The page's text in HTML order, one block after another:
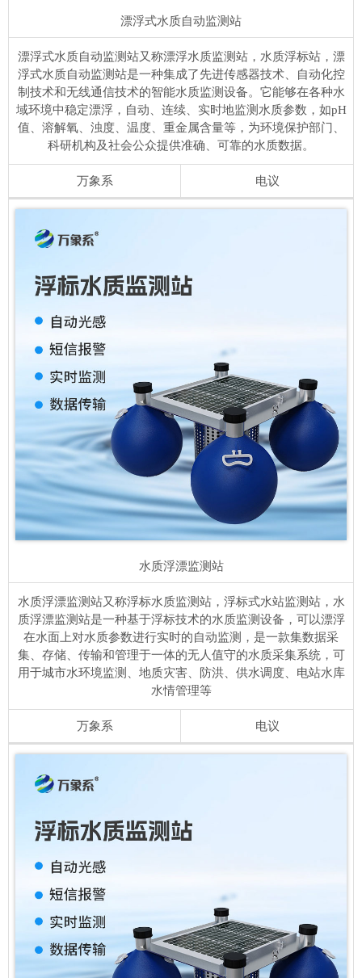
漂浮式水质自动监测站
漂浮式水质自动监测站又称漂浮水质监测站，水质浮标站，漂
浮式水质自动监测站是一种集成了先进传感器技术、自动化控
制技术和无线通信技术的智能水质监测设备。它能够在各种水
域环境中稳定漂浮，自动、连续、实时地监测水质参数，如pH
值、溶解氧、浊度、温度、重金属含量等，为环境保护部门、
科研机构及社会公众提供准确、可靠的水质数据。
万象系 电议
水质浮漂监测站
水质浮漂监测站又称浮标水质监测站，浮标式水站监测站，水
质浮漂监测站是一种基于浮标技术的水质监测设备，可以漂浮
在水面上对水质参数进行实时的自动监测，是一款集数据采
集、存储、传输和管理于一体的无人值守的水质采集系统，可
用于城市水环境监测、地质灾害、防洪、供水调度、电站水库
水情管理等
万象系 电议